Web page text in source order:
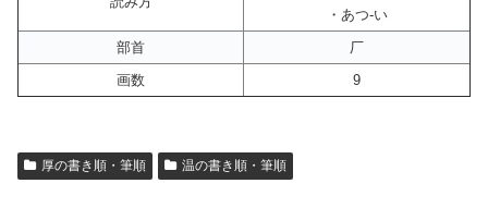
・あつ-い
部首
厂
画数
9
厚の書き順・筆順 温の書き順・筆順